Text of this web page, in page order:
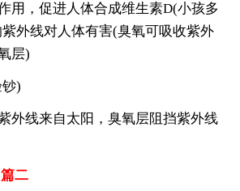
用，促进人体合成维生素D(小孩多
外线对人体有害(臭氧可吸收紫外
层)
)
外线来自太阳，臭氧层阻挡紫外线
二